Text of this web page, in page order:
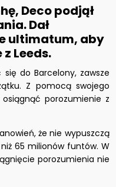
Decopodjął
. Dał
ultimatum, aby
Leeds.
się do Barcelony, zawsze
Z pomocą swojego
porozumienie z
że nie wypuszczą
65 milionów funtów. W
porozumienia nie